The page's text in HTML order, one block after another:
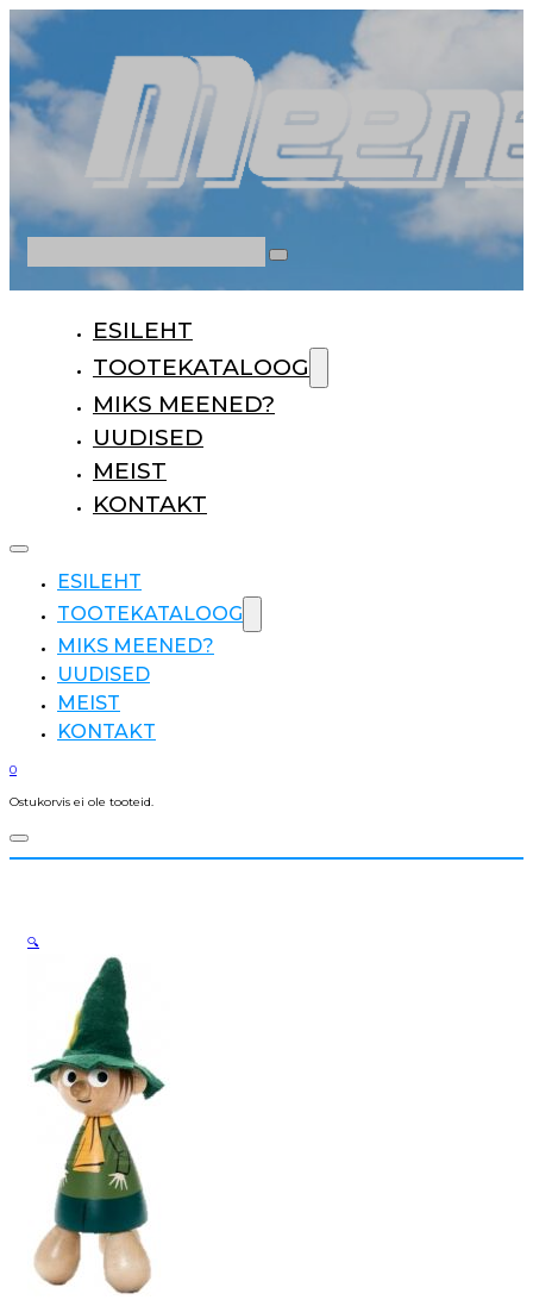
ESILEHT
TOOTEKATALOOG
MIKS MEENED?
UUDISED
MEIST
KONTAKT
ESILEHT
TOOTEKATALOOG
MIKS MEENED?
UUDISED
MEIST
KONTAKT
0
Ostukorvis ei ole tooteid.
🔍